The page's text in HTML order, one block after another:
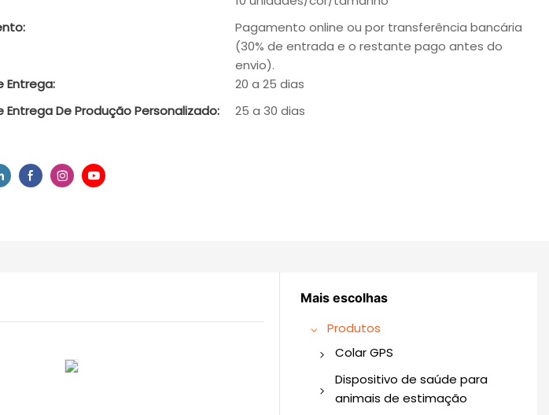
Pagamento online ou por transferência bancária
(30% de entrada e o restante pago antes do
envio).
Entrega:
20 a 25 dias
Entrega De Produção Personalizado:
25 a 30 dias
Mais escolhas
Produtos
Colar GPS
Coleira GPS para cães
Rastreador GPS
Dispositivo de saúde para
animais de estimação